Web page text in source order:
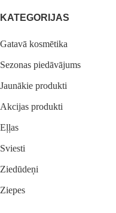
KATEGORIJAS
Gatavā kosmētika
Sezonas piedāvājums
Jaunākie produkti
Akcijas produkti
Eļļas
Sviesti
Ziedūdeņi
Ziepes